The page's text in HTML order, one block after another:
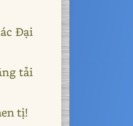
Đại
tải
tị!